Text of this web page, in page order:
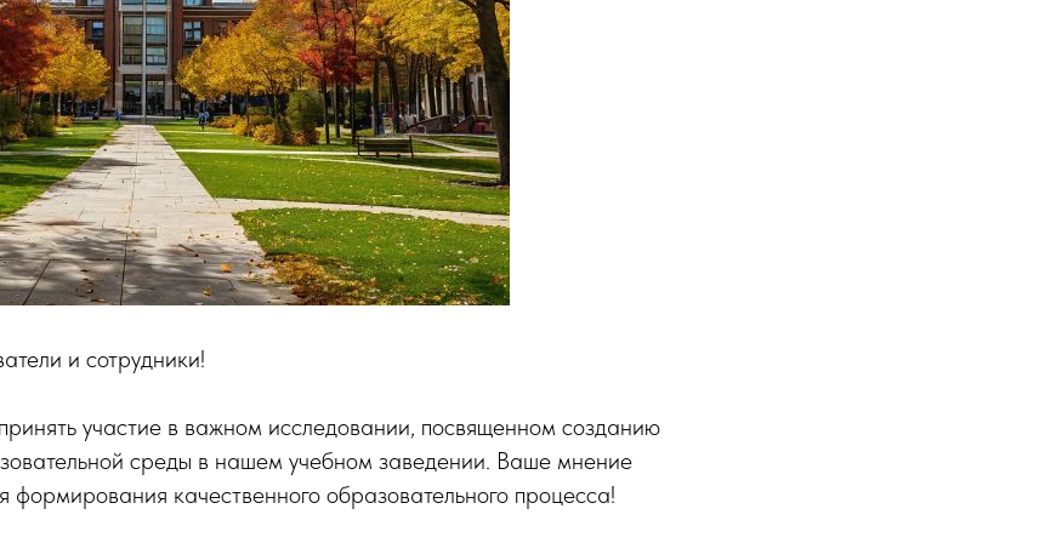
и сотрудники!
участие в важном исследовании, посвященном созданию
среды в нашем учебном заведении. Ваше мнение
формирования качественного образовательного процесса!